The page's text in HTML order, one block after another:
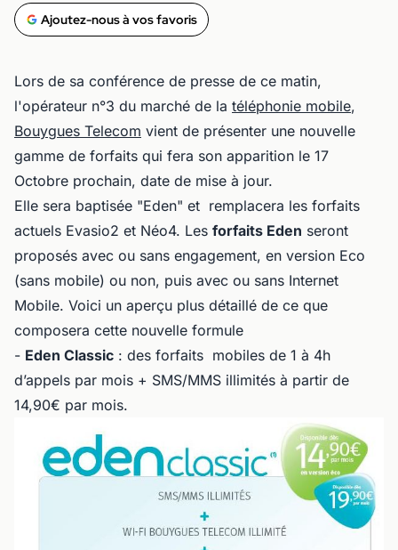
Ajoutez-nous à vos favoris
Lors de sa conférence de presse de ce matin,
l'opérateur n°3 du marché de la téléphonie mobile,
Bouygues Telecom vient de présenter une nouvelle
gamme de forfaits qui fera son apparition le 17
Octobre prochain, date de mise à jour.
Elle sera baptisée "Eden" et remplacera les forfaits
actuels Evasio2 et Néo4. Les forfaits Eden seront
proposés avec ou sans engagement, en version Eco
(sans mobile) ou non, puis avec ou sans Internet
Mobile. Voici un aperçu plus détaillé de ce que
composera cette nouvelle formule
- Eden Classic : des forfaits mobiles de 1 à 4h
d’appels par mois + SMS/MMS illimités à partir de
14,90€ par mois.